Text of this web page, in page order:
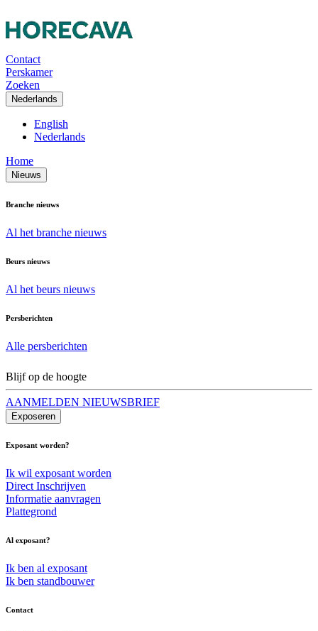
Contact
Perskamer
Zoeken
Nederlands
English
Nederlands
Home
Nieuws
Branche nieuws
Al het branche nieuws
Beurs nieuws
Al het beurs nieuws
Persberichten
Alle persberichten
Blijf op de hoogte
AANMELDEN NIEUWSBRIEF
Exposeren
Exposant worden?
Ik wil exposant worden
Direct Inschrijven
Informatie aanvragen
Plattegrond
Al exposant?
Ik ben al exposant
Ik ben standbouwer
Contact